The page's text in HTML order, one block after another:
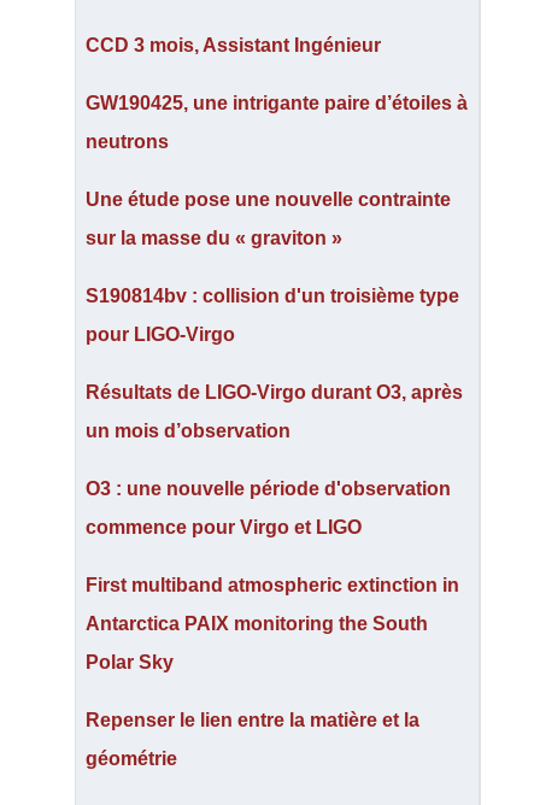
CCD 3 mois, Assistant Ingénieur
GW190425, une intrigante paire d’étoiles à
neutrons
Une étude pose une nouvelle contrainte
sur la masse du « graviton »
S190814bv : collision d'un troisième type
pour LIGO-Virgo
Résultats de LIGO-Virgo durant O3, après
un mois d’observation
O3 : une nouvelle période d'observation
commence pour Virgo et LIGO
First multiband atmospheric extinction in
Antarctica PAIX monitoring the South
Polar Sky
Repenser le lien entre la matière et la
géométrie